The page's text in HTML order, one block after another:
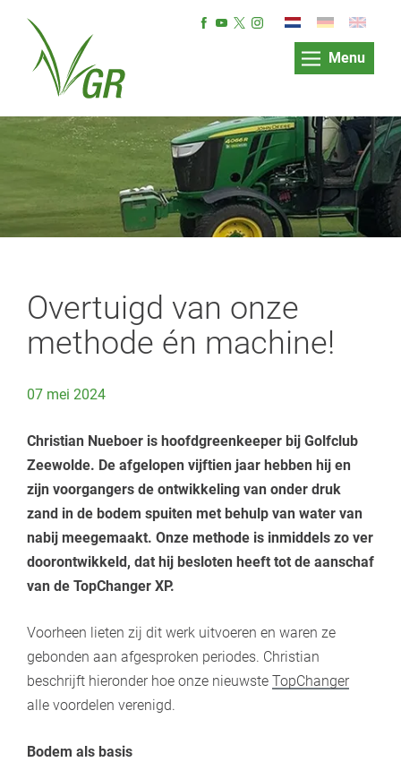
Menu
Overtuigd van onze
methode én machine!
07 mei 2024
Christian Nueboer is hoofdgreenkeeper bij Golfclub
Zeewolde. De afgelopen vijftien jaar hebben hij en
zijn voorgangers de ontwikkeling van onder druk
zand in de bodem spuiten met behulp van water van
nabij meegemaakt. Onze methode is inmiddels zo ver
doorontwikkeld, dat hij besloten heeft tot de aanschaf
van de TopChanger XP.
Voorheen lieten zij dit werk uitvoeren en waren ze
gebonden aan afgesproken periodes. Christian
beschrijft hieronder hoe onze nieuwste TopChanger
alle voordelen verenigd.
Bodem als basis